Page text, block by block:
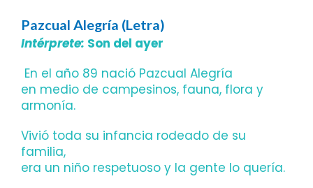
Pazcual Alegría (Letra)
Intérprete: Son del ayer
En el año 89 nació Pazcual Alegría
en medio de campesinos, fauna, flora y
armonía.
Vivió toda su infancia rodeado de su
familia,
era un niño respetuoso y la gente lo quería.